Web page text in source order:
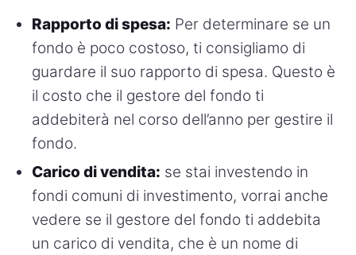
Rapporto di spesa: Per determinare se un
fondo è poco costoso, ti consigliamo di
guardare il suo rapporto di spesa. Questo è
il costo che il gestore del fondo ti
addebiterà nel corso dell’anno per gestire il
fondo.
Carico di vendita: se stai investendo in
fondi comuni di investimento, vorrai anche
vedere se il gestore del fondo ti addebita
un carico di vendita, che è un nome di